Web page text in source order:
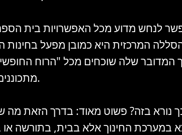
לנחש מדוע מכל האפשרויות בית
המרכזית היא כמובן מפעל בחינות
המדובר שלה שוכחים מכל "הרוח
מתכוננים שלוש שנים רק לבגרויות.
נורא בזה? פשוט מאוד: בדרך הזאת מה
במערכת החינוך אלא בבית, בתורשה